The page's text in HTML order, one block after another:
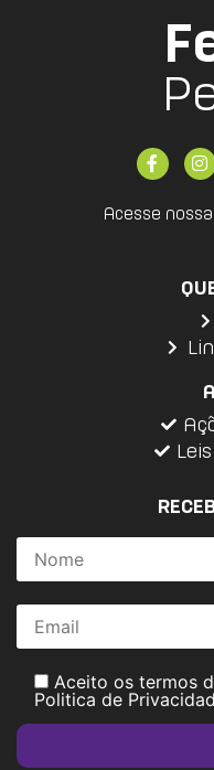
Acesse nossa
Aceito os termos
Politica de